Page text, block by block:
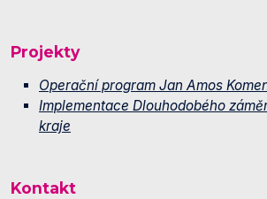
Projekty
Operační program Jan Amos
Implementace Dlouhodobého
kraje
Kontakt